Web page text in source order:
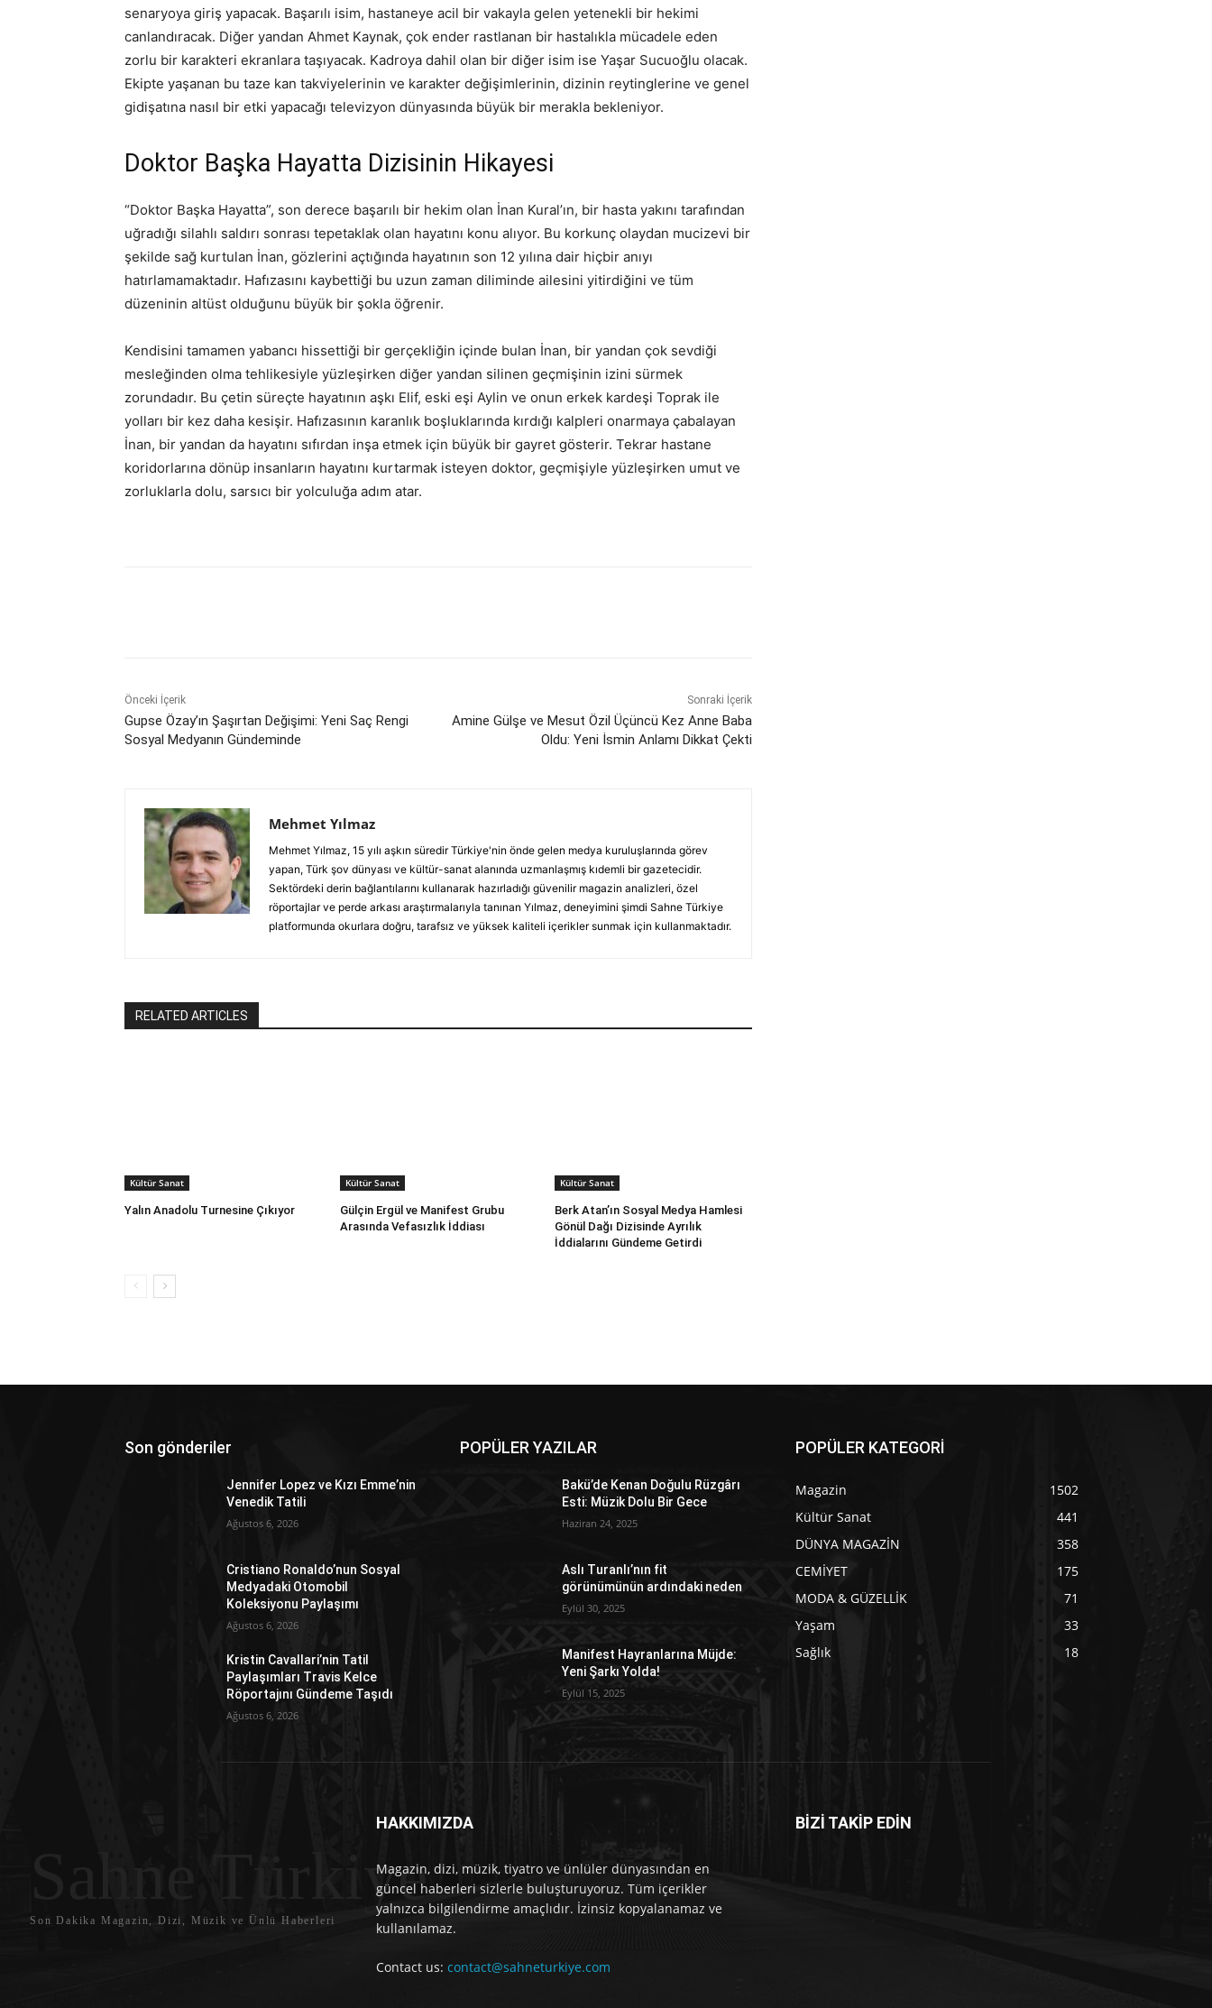
senaryoya giriş yapacak. Başarılı isim, hastaneye acil bir vakayla gelen yetenekli bir hekimi
canlandıracak. Diğer yandan Ahmet Kaynak, çok ender rastlanan bir hastalıkla mücadele eden
zorlu bir karakteri ekranlara taşıyacak. Kadroya dahil olan bir diğer isim ise Yaşar Sucuoğlu olacak.
Ekipte yaşanan bu taze kan takviyelerinin ve karakter değişimlerinin, dizinin reytinglerine ve genel
gidişatına nasıl bir etki yapacağı televizyon dünyasında büyük bir merakla bekleniyor.
Doktor Başka Hayatta Dizisinin Hikayesi
“Doktor Başka Hayatta”, son derece başarılı bir hekim olan İnan Kural’ın, bir hasta yakını tarafından
uğradığı silahlı saldırı sonrası tepetaklak olan hayatını konu alıyor. Bu korkunç olaydan mucizevi bir
şekilde sağ kurtulan İnan, gözlerini açtığında hayatının son 12 yılına dair hiçbir anıyı
hatırlamamaktadır. Hafızasını kaybettiği bu uzun zaman diliminde ailesini yitirdiğini ve tüm
düzeninin altüst olduğunu büyük bir şokla öğrenir.
Kendisini tamamen yabancı hissettiği bir gerçekliğin içinde bulan İnan, bir yandan çok sevdiği
mesleğinden olma tehlikesiyle yüzleşirken diğer yandan silinen geçmişinin izini sürmek
zorundadır. Bu çetin süreçte hayatının aşkı Elif, eski eşi Aylin ve onun erkek kardeşi Toprak ile
yolları bir kez daha kesişir. Hafızasının karanlık boşluklarında kırdığı kalpleri onarmaya çabalayan
İnan, bir yandan da hayatını sıfırdan inşa etmek için büyük bir gayret gösterir. Tekrar hastane
koridorlarına dönüp insanların hayatını kurtarmak isteyen doktor, geçmişiyle yüzleşirken umut ve
zorluklarla dolu, sarsıcı bir yolculuğa adım atar.
Önceki İçerik
Gupse Özay’ın Şaşırtan Değişimi: Yeni Saç Rengi
Sosyal Medyanın Gündeminde
Sonraki İçerik
Amine Gülşe ve Mesut Özil Üçüncü Kez Anne Baba
Oldu: Yeni İsmin Anlamı Dikkat Çekti
Mehmet Yılmaz
Mehmet Yılmaz, 15 yılı aşkın süredir Türkiye'nin önde gelen medya kuruluşlarında görev
yapan, Türk şov dünyası ve kültür-sanat alanında uzmanlaşmış kıdemli bir gazetecidir.
Sektördeki derin bağlantılarını kullanarak hazırladığı güvenilir magazin analizleri, özel
röportajlar ve perde arkası araştırmalarıyla tanınan Yılmaz, deneyimini şimdi Sahne Türkiye
platformunda okurlara doğru, tarafsız ve yüksek kaliteli içerikler sunmak için kullanmaktadır.
RELATED ARTICLES
Kültür Sanat
Yalın Anadolu Turnesine Çıkıyor
Kültür Sanat
Gülçin Ergül ve Manifest Grubu
Arasında Vefasızlık İddiası
Kültür Sanat
Berk Atan’ın Sosyal Medya Hamlesi
Gönül Dağı Dizisinde Ayrılık
İddialarını Gündeme Getirdi
Son gönderiler
Jennifer Lopez ve Kızı Emme’nin
Venedik Tatili
Ağustos 6, 2026
Cristiano Ronaldo’nun Sosyal
Medyadaki Otomobil
Koleksiyonu Paylaşımı
Ağustos 6, 2026
Kristin Cavallari’nin Tatil
Paylaşımları Travis Kelce
Röportajını Gündeme Taşıdı
Ağustos 6, 2026
POPÜLER YAZILAR
Bakü’de Kenan Doğulu Rüzgârı
Esti: Müzik Dolu Bir Gece
Haziran 24, 2025
Aslı Turanlı’nın fit
görünümünün ardındaki neden
Eylül 30, 2025
Manifest Hayranlarına Müjde:
Yeni Şarkı Yolda!
Eylül 15, 2025
POPÜLER KATEGORİ
Magazin
1502
Kültür Sanat
441
DÜNYA MAGAZİN
358
CEMİYET
175
MODA & GÜZELLİK
71
Yaşam
33
Sağlık
18
Sahne Türkiye
Son Dakika Magazin, Dizi, Müzik ve Ünlü Haberleri
HAKKIMIZDA
Magazin, dizi, müzik, tiyatro ve ünlüler dünyasından en
güncel haberleri sizlerle buluşturuyoruz. Tüm içerikler
yalnızca bilgilendirme amaçlıdır. İzinsiz kopyalanamaz ve
kullanılamaz.
Contact us: contact@sahneturkiye.com
BİZİ TAKİP EDİN